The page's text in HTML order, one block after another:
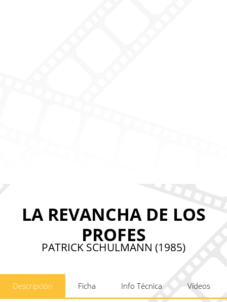
LA REVANCHA DE LOS
PROFES
PATRICK SCHULMANN (1985)
Descripción Ficha Info Técnica Vídeos